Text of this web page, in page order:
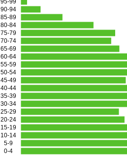
0-4
5-9
10-14
15-19
20-24
25-29
30-34
35-39
40-44
45-49
50-54
55-59
60-64
65-69
70-74
75-79
80-84
85-89
90-94
95-99